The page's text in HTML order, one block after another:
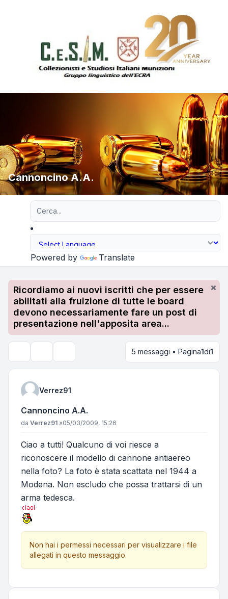
Cannoncino A.A.
Powered by Translate
Ricordiamo ai nuovi iscritti che per essere
abilitati alla fruizione di tutte le board
devono necessariamente fare un post di
presentazione nell'apposita area...
5 messaggi • Pagina1di1
Verrez91
Cannoncino A.A.
Messaggio
da Verrez91 »05/03/2009, 15:26
Ciao a tutti! Qualcuno di voi riesce a
riconoscere il modello di cannone antiaereo
nella foto? La foto è stata scattata nel 1944 a
Modena. Non escludo che possa trattarsi di un
arma tedesca.
Non hai i permessi necessari per visualizzare i file
allegati in questo messaggio.